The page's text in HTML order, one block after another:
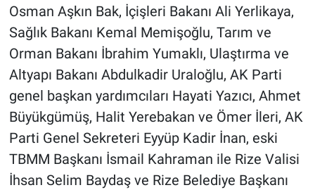
Osman Aşkın Bak, İçişleri Bakanı Ali Yerlikaya,
Sağlık Bakanı Kemal Memişoğlu, Tarım ve
Orman Bakanı İbrahim Yumaklı, Ulaştırma ve
Altyapı Bakanı Abdulkadir Uraloğlu, AK Parti
genel başkan yardımcıları Hayati Yazıcı, Ahmet
Büyükgümüş, Halit Yerebakan ve Ömer İleri, AK
Parti Genel Sekreteri Eyyüp Kadir İnan, eski
TBMM Başkanı İsmail Kahraman ile Rize Valisi
İhsan Selim Baydaş ve Rize Belediye Başkanı